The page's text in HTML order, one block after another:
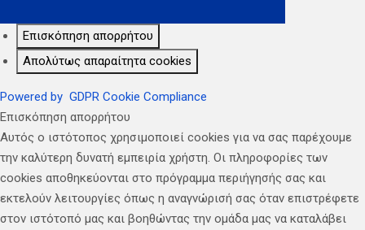
Επισκόπηση απορρήτου
Απολύτως απαραίτητα cookies
Powered by GDPR Cookie Compliance
Επισκόπηση απορρήτου
Αυτός ο ιστότοπος χρησιμοποιεί cookies για να σας παρέχουμε
την καλύτερη δυνατή εμπειρία χρήστη. Οι πληροφορίες των
cookies αποθηκεύονται στο πρόγραμμα περιήγησής σας και
εκτελούν λειτουργίες όπως η αναγνώρισή σας όταν επιστρέφετε
στον ιστότοπό μας και βοηθώντας την ομάδα μας να καταλάβει